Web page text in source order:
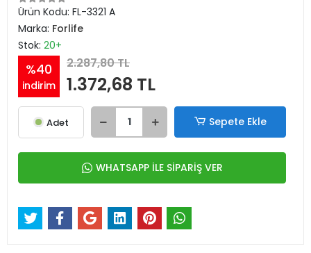
Ürün Kodu: FL-3321 A
Marka: Forlife
Stok: 20+
%40
indirim
2.287,80 TL
1.372,68 TL
Adet Sepete Ekle
WHATSAPP İLE SİPARİŞ VER